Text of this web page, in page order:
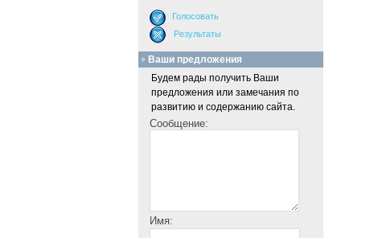
Ваши предложения
Будем рады получить Ваши
предложения или замечания по
развитию и содержанию сайта.
Сообщение:
Имя: